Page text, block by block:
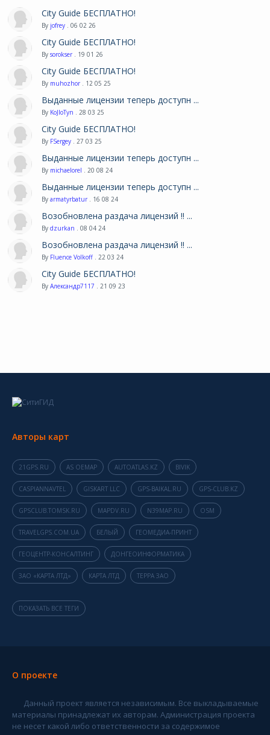
City Guide БЕСПЛАТНО!
By jofrey . 06 02 26
City Guide БЕСПЛАТНО!
By sorokser . 19 01 26
City Guide БЕСПЛАТНО!
By muhozhor . 12 05 25
Выданные лицензии теперь доступн ...
By KoJIoTyn . 28 03 25
City Guide БЕСПЛАТНО!
By FSergey . 27 03 25
Выданные лицензии теперь доступн ...
By michaelorel . 20 08 24
Выданные лицензии теперь доступн ...
By armatyrbatur . 16 08 24
Возобновлена раздача лицензий !! ...
By dzurkan . 08 04 24
Возобновлена раздача лицензий !! ...
By Fluence Volkoff . 22 03 24
City Guide БЕСПЛАТНО!
By Александр7117 . 21 09 23
Авторы карт
21GPS.RU AS OEMAP AUTOATLAS.KZ BIVIK
CASPIANNAVTEL GISKART LLC GPS-BAIKAL.RU GPS-CLUB.KZ
GPSCLUB.TOMSK.RU MAPDV.RU N39MAP.RU OSM
TRAVELGPS.COM.UA БЕЛЫЙ ГЕОМЕДИА-ПРИНТ
ГЕОЦЕНТР-КОНСАЛТИНГ ДОНГЕОИНФОРМАТИКА
ЗАО «КАРТА ЛТД» КАРТА ЛТД ТЕРРА ЗАО
ПОКАЗАТЬ ВСЕ ТЕГИ
О проекте
Данный проект является независимым. Все выкладываемые
материалы принадлежат их авторам. Администрация проекта
не несет какой либо ответственности за содержимое